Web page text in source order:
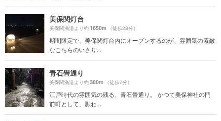
美保関灯台
美保関漁港より約1650m （徒歩28分）
期間限定で、美保関灯台内にオープンするのが、雰囲気の素敵
なこちらのいさり...
青石畳通り
美保関漁港より約380m （徒歩7分）
江戸時代の雰囲気の残る、青石畳通り。 かつて美保神社の門
前町として、賑わ...